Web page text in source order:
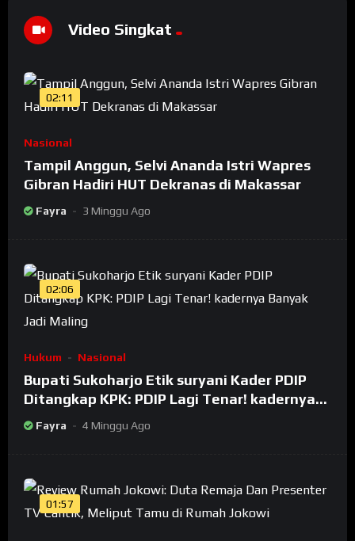
Video Singkat
02:11
Nasional
Tampil Anggun, Selvi Ananda Istri Wapres
Gibran Hadiri HUT Dekranas di Makassar
Fayra 3 Minggu Ago
02:06
Hukum Nasional
Bupati Sukoharjo Etik suryani Kader PDIP
Ditangkap KPK: PDIP Lagi Tenar! kadernya
Banyak Jadi Maling
Fayra 4 Minggu Ago
01:57